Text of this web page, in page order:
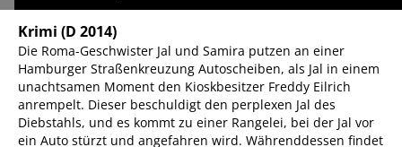
Krimi (D 2014)
Die Roma-Geschwister Jal und Samira putzen an einer
Hamburger Straßenkreuzung Autoscheiben, als Jal in einem
unachtsamen Moment den Kioskbesitzer Freddy Eilrich
anrempelt. Dieser beschuldigt den perplexen Jal des
Diebstahls, und es kommt zu einer Rangelei, bei der Jal vor
ein Auto stürzt und angefahren wird. Währenddessen findet